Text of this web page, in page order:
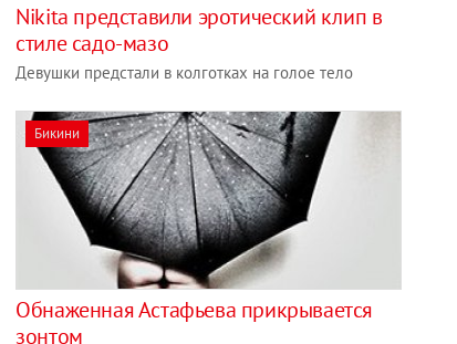
Nikita представили эротический клип в
стиле садо-мазо
Девушки предстали в колготках на голое тело
Бикини
Обнаженная Астафьева прикрывается
зонтом